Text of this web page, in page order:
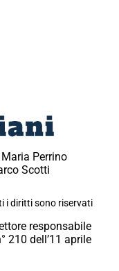
Perrino
Scotti
i diritti sono riservati
responsabile
210 dell’11 aprile